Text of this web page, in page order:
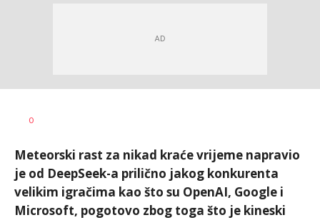
AUTOR
0
Meteorski rast za nikad kraće vrijeme napravio
je od DeepSeek-a prilično jakog konkurenta
velikim igračima kao što su OpenAI, Google i
Microsoft, pogotovo zbog toga što je kineski